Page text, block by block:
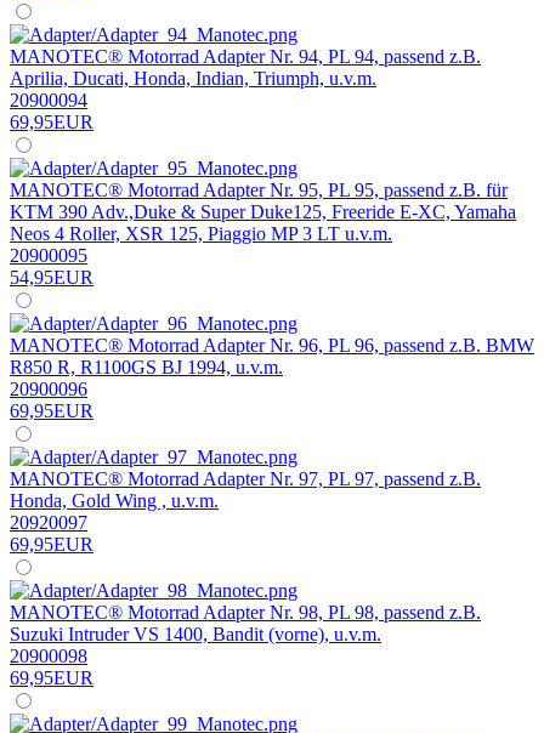
MANOTEC® Motorrad Adapter Nr. 94, PL 94, passend z.B.
Aprilia, Ducati, Honda, Indian, Triumph, u.v.m.
20900094
69,95EUR
MANOTEC® Motorrad Adapter Nr. 95, PL 95, passend z.B. für
KTM 390 Adv.,Duke & Super Duke125, Freeride E-XC, Yamaha
Neos 4 Roller, XSR 125, Piaggio MP 3 LT u.v.m.
20900095
54,95EUR
MANOTEC® Motorrad Adapter Nr. 96, PL 96, passend z.B. BMW
R850 R, R1100GS BJ 1994, u.v.m.
20900096
69,95EUR
MANOTEC® Motorrad Adapter Nr. 97, PL 97, passend z.B.
Honda, Gold Wing , u.v.m.
20920097
69,95EUR
MANOTEC® Motorrad Adapter Nr. 98, PL 98, passend z.B.
Suzuki Intruder VS 1400, Bandit (vorne), u.v.m.
20900098
69,95EUR